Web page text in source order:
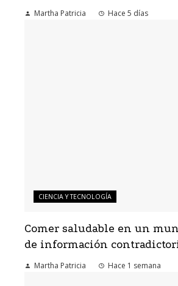
Martha Patricia Hace 5 días
CIENCIA Y TECNOLOGÍA
Comer saludable en un
de información
Martha Patricia Hace 1 semana